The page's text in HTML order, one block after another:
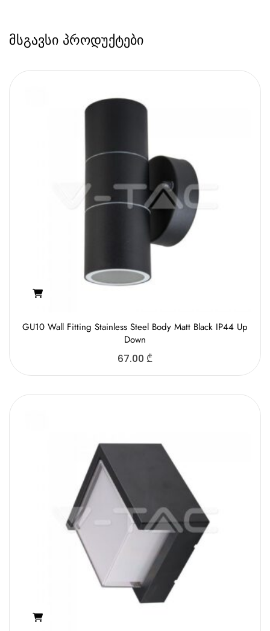
მსგავსი პროდუქტები
GU10 Wall Fitting Stainless Steel Body Matt Black IP44 Up
Down
67.00 ₾